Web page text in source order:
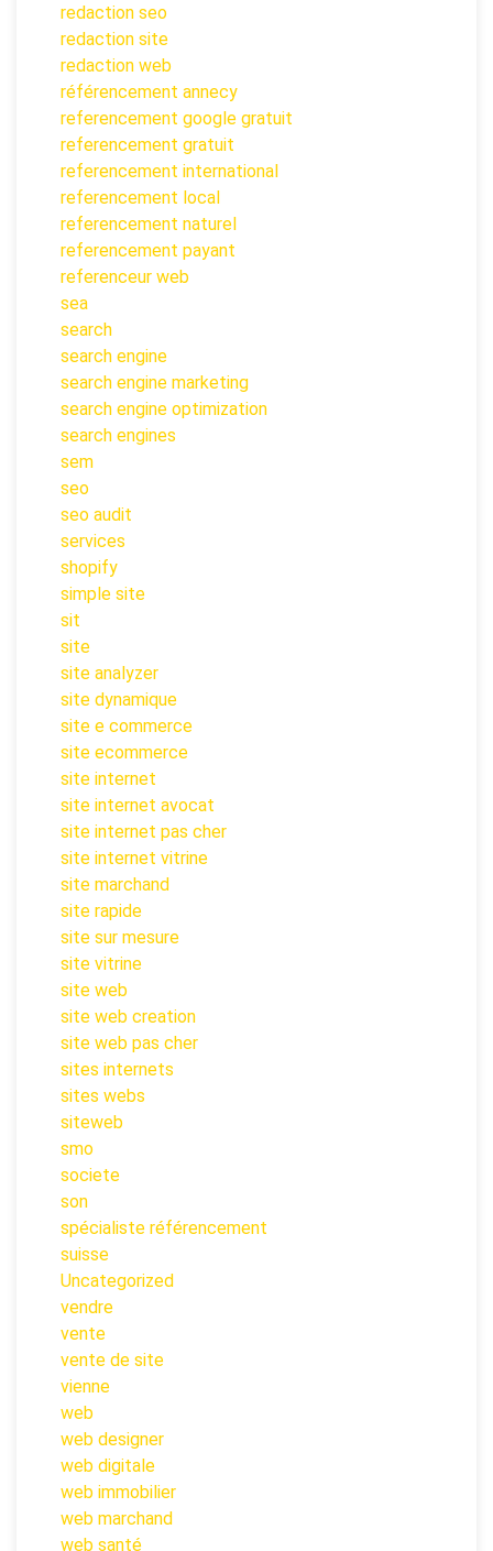
redaction seo
redaction site
redaction web
référencement annecy
referencement google gratuit
referencement gratuit
referencement international
referencement local
referencement naturel
referencement payant
referenceur web
sea
search
search engine
search engine marketing
search engine optimization
search engines
sem
seo
seo audit
services
shopify
simple site
sit
site
site analyzer
site dynamique
site e commerce
site ecommerce
site internet
site internet avocat
site internet pas cher
site internet vitrine
site marchand
site rapide
site sur mesure
site vitrine
site web
site web creation
site web pas cher
sites internets
sites webs
siteweb
smo
societe
son
spécialiste référencement
suisse
Uncategorized
vendre
vente
vente de site
vienne
web
web designer
web digitale
web immobilier
web marchand
web santé